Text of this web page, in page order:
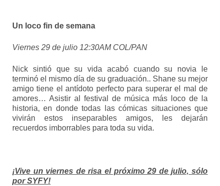
Un loco fin de semana
Viernes 29 de julio 12:30AM COL/PAN
Nick sintió que su vida acabó cuando su novia le
terminó el mismo día de su graduación.. Shane su mejor
amigo tiene el antídoto perfecto para superar el mal de
amores… Asistir al festival de música más loco de la
historia, en donde todas las cómicas situaciones que
vivirán estos inseparables amigos, les dejarán
recuerdos imborrables para toda su vida.
¡Vive un viernes de risa el próximo 29 de julio, sólo
por SYFY!